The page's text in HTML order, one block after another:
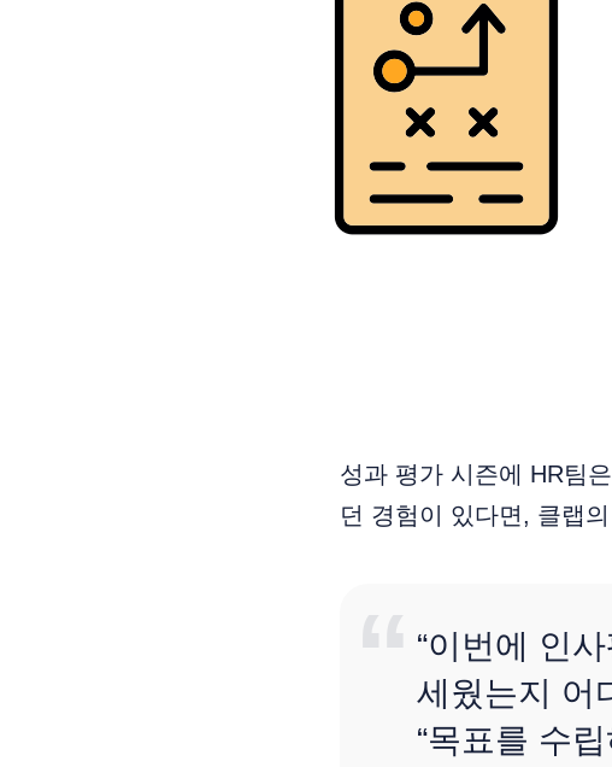
성과 평가 시즌에 HR팀
던 경험이 있다면, 클랩
“이번에 인
세웠는지 어
“목표를 수